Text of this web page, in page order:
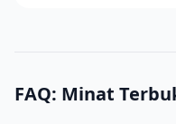
FAQ: Minat